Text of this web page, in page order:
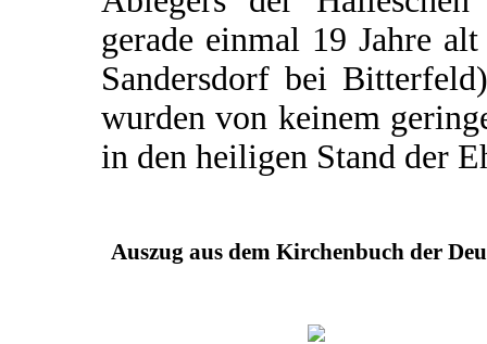
gerade einmal 19 Jahre
Sandersdorf bei
wurden von keinem
in den heiligen Stand der
Auszug aus dem Kirchenbuch der